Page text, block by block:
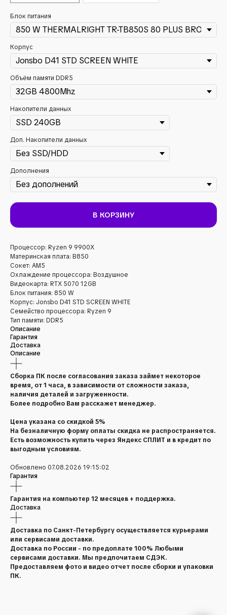
Блок питания
Корпус
Объём памяти DDR5
Накопители данных
Доп. Накопители данных
Дополнения
В КОРЗИНУ
Процессор: Ryzen 9 9900X
Материнская плата: B850
Сокет: AM5
Охлаждение процессора: Воздушное
Видеокарта: RTX 5070 12GB
Блок питания: 850 W
Корпус: Jonsbo D41 STD SCREEN WHITE
Семейство процессора: Ryzen 9
Тип памяти: DDR5
Описание
Гарантия
Доставка
Описание
Сборка ПК после согласования заказа займет некоторое
время, от 1 часа, в зависимости от сложности заказа,
наличия деталей и загруженности.
Более подробно Вам расскажет менеджер.
Цена указана со скидкой 5%
На безналичную форму оплаты скидка не распространяется.
Есть возможность купить через Яндекс СПЛИТ и в кредит по
выгодным условиям.
Обновлено 07.08.2026 19:15:02
Гарантия
Гарантия на компьютер 12 месяцев + поддержка.
Доставка
Доставка по Санкт-Петербургу осуществляется курьерами
или сервисами доставки.
Доставка по России - по предоплате 100% Любыми
сервисами доставки. Мы предпочитаем СДЭК.
Предоставляем фото и видео отчет после сборки и упаковки
ПК.